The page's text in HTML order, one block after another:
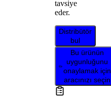
tavsiye
eder.
Distribütör
bul
Bu ürünün
uygunluğunu
onaylamak için
aracınızı seçin